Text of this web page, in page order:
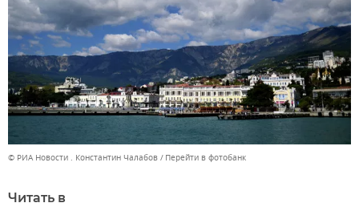
© РИА Новости . Константин Чалабов Перейти в фотобанк
Читать в